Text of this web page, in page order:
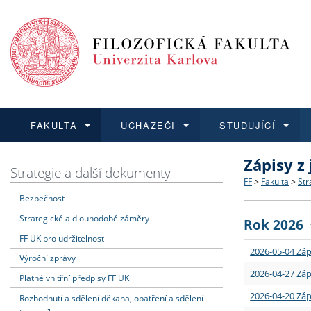
FAKULTA
Dozvědět se více
Struktura
Strategie
Podpora
UCHAZEČI
Podat přihlášku
Co
Učitelské
STUDUJÍCÍ
Dozvědět se více
Rigorózní
Dozvědět se více
O vědě a
Granty a
Dozvědět se více
Aktuální
Strategie a další dokumenty
Bezpečnost
Strategické a dlouhodobé záměry
FF UK pro udržitelnost
Výroční zprávy
Platné vnitřní předpisy FF UK
Rozhodnutí a sdělení děkana, opatření a sdělení
Zápisy
FF > Fakulta >
Rok 2026
2026-05-04
2026-04-27
2026-04-20